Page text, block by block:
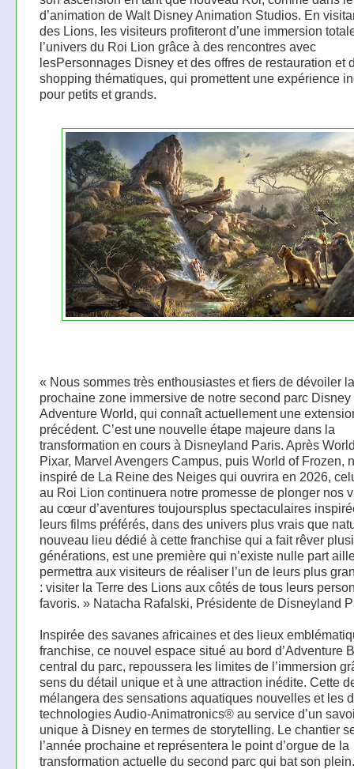
d’animation de Walt Disney Animation Studios. En
des Lions, les visiteurs profiteront d’une immersion
l’univers du Roi Lion grâce à des rencontres avec
lesPersonnages Disney et des offres de restauration et
shopping thématiques, qui promettent une expérience
pour petits et grands.
« Nous sommes très enthousiastes et fiers de dévoiler la
prochaine zone immersive de notre second parc Disney
Adventure World, qui connaît actuellement une
précédent. C’est une nouvelle étape majeure dans la
transformation en cours à Disneyland Paris. Après
Pixar, Marvel Avengers Campus, puis World of Frozen,
inspiré de La Reine des Neiges qui ouvrira en 2026,
au Roi Lion continuera notre promesse de plonger nos
au cœur d’aventures toujoursplus spectaculaires
leurs films préférés, dans des univers plus vrais que
nouveau lieu dédié à cette franchise qui a fait rêver
générations, est une première qui n’existe nulle part
permettra aux visiteurs de réaliser l’un de leurs plus
: visiter la Terre des Lions aux côtés de tous leurs
favoris. » Natacha Rafalski, Présidente de Disneyland
Inspirée des savanes africaines et des lieux
franchise, ce nouvel espace situé au bord d’Adventure
central du parc, repoussera les limites de l’immersion
sens du détail unique et à une attraction inédite. Cette
mélangera des sensations aquatiques nouvelles et les
technologies Audio-Animatronics® au service d’un
unique à Disney en termes de storytelling. Le chantier
l’année prochaine et représentera le point d’orgue de la
transformation actuelle du second parc qui bat son plein.